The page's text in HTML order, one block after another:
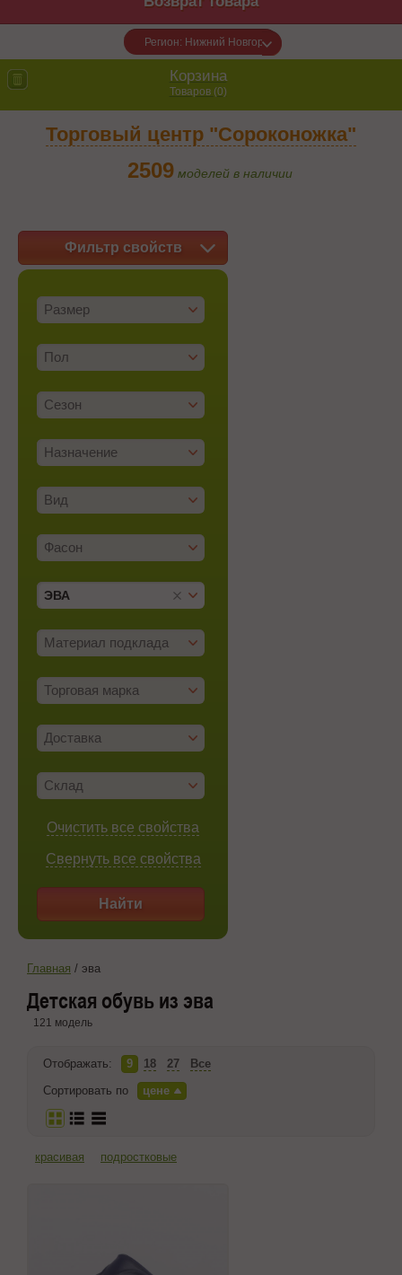
Регион: Нижний Новгород
Корзина
Товаров (0)
Торговый центр "Сороконожка"
2509 моделей в наличии
Фильтр свойств
Размер
Пол
Сезон
Назначение
Вид
Фасон
ЭВА
Материал подклада
Торговая марка
Доставка
Склад
Очистить все свойства
Свернуть все свойства
Найти
Главная / эва
Детская обувь из эва
121 модель
Отображать: 9 18 27
Все
Сортировать по
цене
красивая подростковые